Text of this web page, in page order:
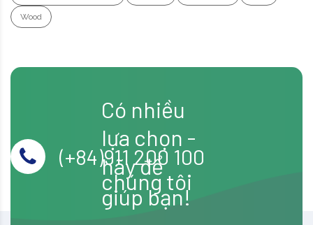
Wood
Có nhiều
lựa chọn -
hãy để
chúng tôi
giúp bạn!
(+84)911 200 100